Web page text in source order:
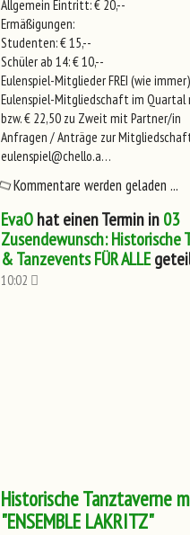
Allgemein Eintritt: € 20,--
Ermäßigungen:
Studenten: € 15,--
Schüler ab 14: € 10,--
Eulenspiel-Mitglieder FREI (wie immer)
Eulenspiel-Mitgliedschaft im Quartal
bzw. € 22,50 zu Zweit mit Partner/in
Anfragen / Anträge zur
eulenspiel@chello.a…
Kommentare werden geladen ...
EvaOhat einen Termin in03
Zusendewunsch: Historische
& Tanzevents FÜR ALLE
10:02
Historische Tanztaverne
"ENSEMBLE LAKRITZ"